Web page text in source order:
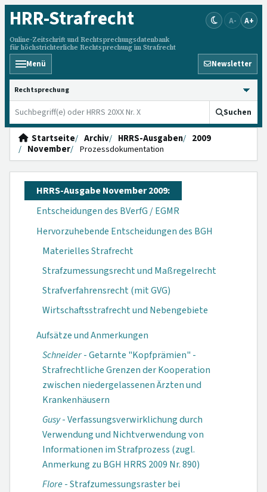
HRR-Strafrecht
Online-Zeitschrift und Rechtsprechungsdatenbank
für höchstrichterliche Rechtsprechung im Strafrecht
A- A+
Menü Newsletter
HRRS durchsuchen
Suchen
Startseite Archiv HRRS-Ausgaben
2009
November
Prozessdokumentation
HRRS-Ausgabe November 2009:
Entscheidungen des BVerfG / EGMR
Hervorzuhebende Entscheidungen des BGH
Materielles Strafrecht
Strafzumessungsrecht und Maßregelrecht
Strafverfahrensrecht (mit GVG)
Wirtschaftsstrafrecht und Nebengebiete
Aufsätze und Anmerkungen
Schneider- Getarnte "Kopfprämien" -
Strafrechtliche Grenzen der Kooperation
zwischen niedergelassenen Ärzten und
Krankenhäusern
Gusy- Verfassungsverwirklichung durch
Verwendung und Nichtverwendung von
Informationen im Strafprozess (zugl.
Anmerkung zu BGH HRRS 2009 Nr. 890)
Flore- Strafzumessungsraster bei